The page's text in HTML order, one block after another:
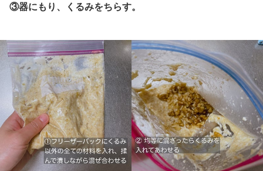
③器にもり、くるみをちらす。